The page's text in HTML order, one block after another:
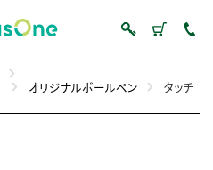
オリジナルボールペン タッチ